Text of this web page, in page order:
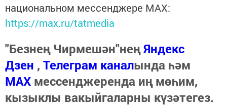
национальном мессенджере MАХ:
https://max.ru/tatmedia
"Безнең Чирмешән"неңЯндекс
Дзен , Телеграм каналында һәм
МАХ мессенджеренда иң мөһим,
кызыклы вакыйгаларны күзәтегез.